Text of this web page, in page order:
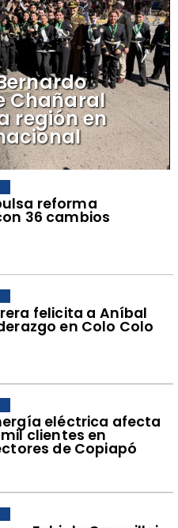
reforma
36 cambios
felicita a Aníbal
en Colo Colo
eléctrica afecta
clientes en
de Copiapó
Chañaral
región en